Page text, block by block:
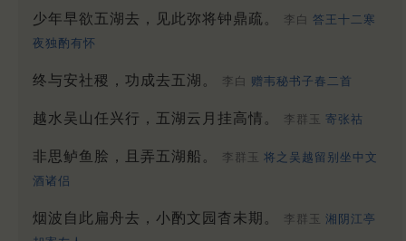
少年早欲五湖去，见此弥将钟鼎疏。 李白 答王十二寒
夜独酌有怀
终与安社稷，功成去五湖。 李白 赠韦秘书子春二首
越水吴山任兴行，五湖云月挂高情。 李群玉 寄张祜
非思鲈鱼脍，且弄五湖船。 李群玉 将之吴越留别坐中文
酒诸侣
烟波自此扁舟去，小酌文园杳未期。 李群玉 湘阴江亭